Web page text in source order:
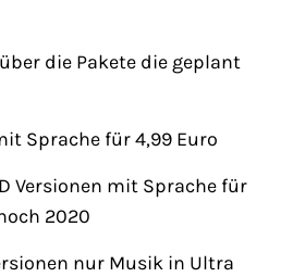
die Pakete die geplant
Sprache für 4,99 Euro
Versionen mit Sprache für
2020
nur Musik in Ultra